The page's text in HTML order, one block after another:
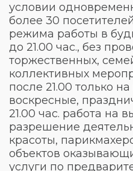
условии
более 30
режима работы в
до 21.00 час., без
торжественных,
коллективных
после 21.00 только
воскресные,
21.00 час. работа на
разрешение
красоты,
объектов
услуги по